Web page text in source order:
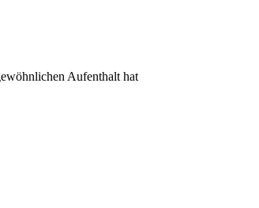
Aufenthalt hat